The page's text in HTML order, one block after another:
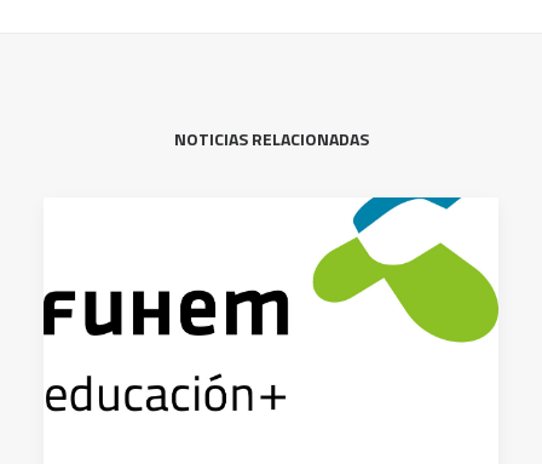
NOTICIAS RELACIONADAS